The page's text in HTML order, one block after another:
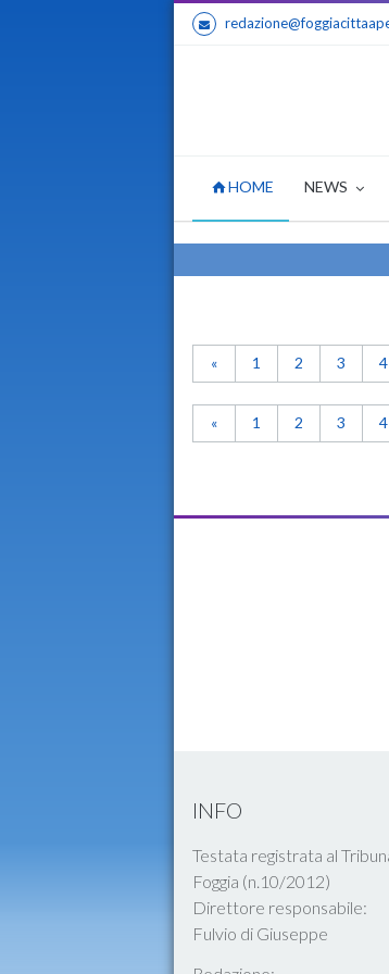
HOME NEWS
« 1 2 3 4
« 1 2 3 4
INFO
Testata registrata al
Foggia (n.10/2012)
Direttore responsabile:
Fulvio di Giuseppe